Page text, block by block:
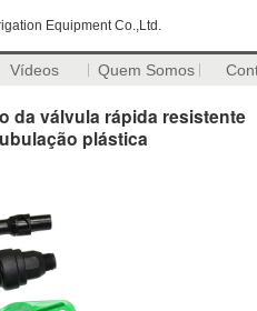
Equipment Co.,Ltd.
Vídeos Quem Somos
da válvula rápida resistente
plástica